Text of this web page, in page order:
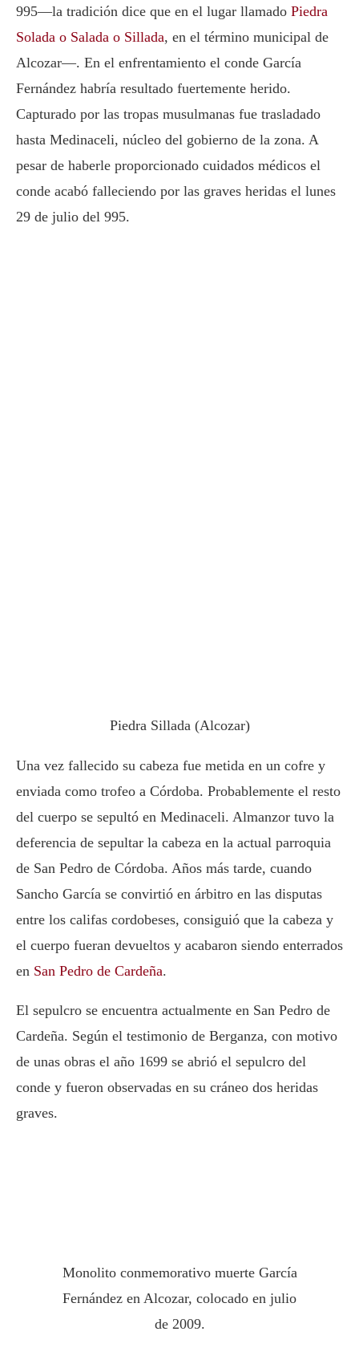
995—la tradición dice que en el lugar llamado Piedra
Solada o Salada o Sillada, en el término municipal de
Alcozar—. En el enfrentamiento el conde García
Fernández habría resultado fuertemente herido.
Capturado por las tropas musulmanas fue trasladado
hasta Medinaceli, núcleo del gobierno de la zona. A
pesar de haberle proporcionado cuidados médicos el
conde acabó falleciendo por las graves heridas el lunes
29 de julio del 995.
Piedra Sillada (Alcozar)
Una vez fallecido su cabeza fue metida en un cofre y
enviada como trofeo a Córdoba. Probablemente el resto
del cuerpo se sepultó en Medinaceli. Almanzor tuvo la
deferencia de sepultar la cabeza en la actual parroquia
de San Pedro de Córdoba. Años más tarde, cuando
Sancho García se convirtió en árbitro en las disputas
entre los califas cordobeses, consiguió que la cabeza y
el cuerpo fueran devueltos y acabaron siendo enterrados
en San Pedro de Cardeña.
El sepulcro se encuentra actualmente en San Pedro de
Cardeña. Según el testimonio de Berganza, con motivo
de unas obras el año 1699 se abrió el sepulcro del
conde y fueron observadas en su cráneo dos heridas
graves.
Monolito conmemorativo muerte García
Fernández en Alcozar, colocado en julio
de 2009.